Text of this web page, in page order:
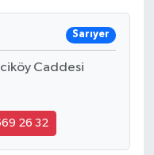
Sarıyer
Caddesi
26 32